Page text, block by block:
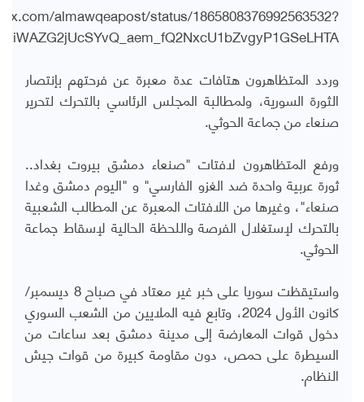
x.com/almawqeapost/status/1865808376992563532?
وردد المتظاهرون هتافات عدة معبرة عن فرحتهم بإنتصار
الثورة السورية، ولمطالبة المجلس الرئاسي بالتحرك لتحرير
صنعاء من جماعة الحوثي.
ورفع المتظاهرون لافتات "صنعاء دمشق بيروت بغداد..
ثورة عربية واحدة ضد الغزو الفارسي" و "اليوم دمشق وغدا
صنعاء"، وغيرها من اللافتات المعبرة عن المطالب الشعبية
بالتحرك لإستغلال الفرصة واللحظة الحالية لإسقاط جماعة
الحوثي.
واستيقظت سوريا على خبر غير معتاد في صباح 8 ديسمبر/
كانون الأول 2024، وتابع فيه الملايين من الشعب السوري
دخول قوات المعارضة إلى مدينة دمشق بعد ساعات من
السيطرة على حمص، دون مقاومة كبيرة من قوات جيش
النظام.